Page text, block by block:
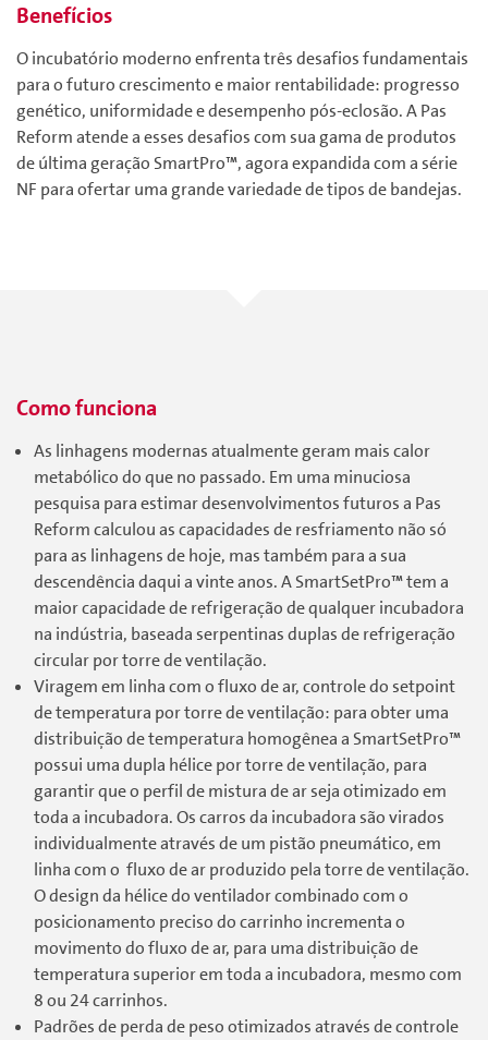
Benefícios
O incubatório moderno enfrenta três desafios fundamentais
para o futuro crescimento e maior rentabilidade: progresso
genético, uniformidade e desempenho pós-eclosão. A Pas
Reform atende a esses desafios com sua gama de produtos
de última geração SmartPro™, agora expandida com a série
NF para ofertar uma grande variedade de tipos de bandejas.
Como funciona
As linhagens modernas atualmente geram mais calor
metabólico do que no passado. Em uma minuciosa
pesquisa para estimar desenvolvimentos futuros a Pas
Reform calculou as capacidades de resfriamento não só
para as linhagens de hoje, mas também para a sua
descendência daqui a vinte anos. A SmartSetPro™ tem a
maior capacidade de refrigeração de qualquer incubadora
na indústria, baseada serpentinas duplas de refrigeração
circular por torre de ventilação.
Viragem em linha com o fluxo de ar, controle do setpoint
de temperatura por torre de ventilação: para obter uma
distribuição de temperatura homogênea a SmartSetPro™
possui uma dupla hélice por torre de ventilação, para
garantir que o perfil de mistura de ar seja otimizado em
toda a incubadora. Os carros da incubadora são virados
individualmente através de um pistão pneumático, em
linha com o fluxo de ar produzido pela torre de ventilação.
O design da hélice do ventilador combinado com o
posicionamento preciso do carrinho incrementa o
movimento do fluxo de ar, para uma distribuição de
temperatura superior em toda a incubadora, mesmo com
8 ou 24 carrinhos.
Padrões de perda de peso otimizados através de controle